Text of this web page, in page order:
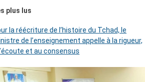
plus lus
la réécriture de l’histoire du Tchad, le
de l’enseignement appelle à la rigueur,
et au consensus